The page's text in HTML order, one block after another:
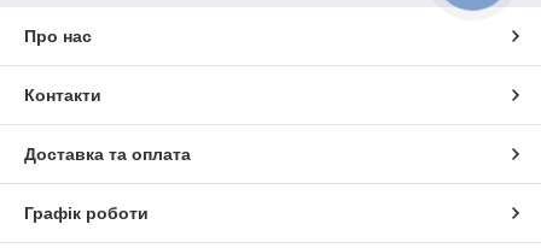
Про нас
Контакти
Доставка та оплата
Графік роботи